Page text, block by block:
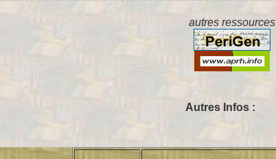
autres ressources
Autres Infos :